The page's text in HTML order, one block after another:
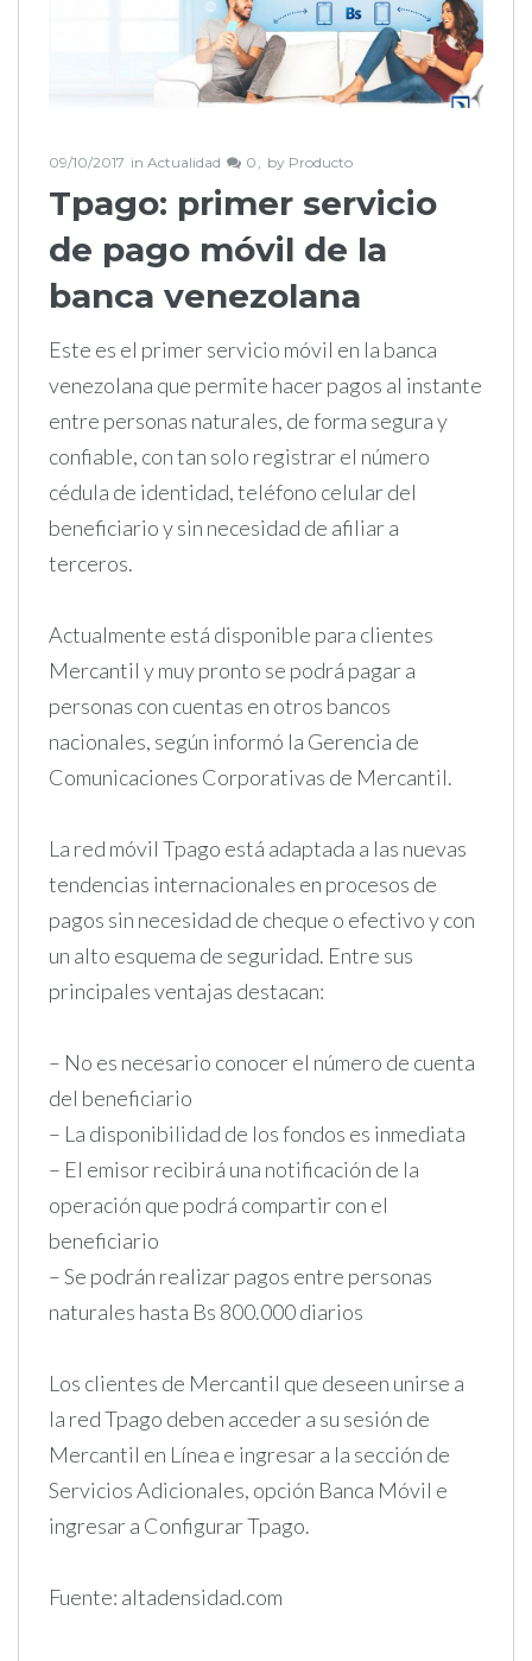
09/10/2017 in Actualidad 0 by Producto
Tpago: primer servicio
de pago móvil de la
banca venezolana
Este es el primer servicio móvil en la banca
venezolana que permite hacer pagos al instante
entre personas naturales, de forma segura y
confiable, con tan solo registrar el número
cédula de identidad, teléfono celular del
beneficiario y sin necesidad de afiliar a
terceros.
Actualmente está disponible para clientes
Mercantil y muy pronto se podrá pagar a
personas con cuentas en otros bancos
nacionales, según informó la Gerencia de
Comunicaciones Corporativas de Mercantil.
La red móvil Tpago está adaptada a las nuevas
tendencias internacionales en procesos de
pagos sin necesidad de cheque o efectivo y con
un alto esquema de seguridad. Entre sus
principales ventajas destacan:
– No es necesario conocer el número de cuenta
del beneficiario
– La disponibilidad de los fondos es inmediata
– El emisor recibirá una notificación de la
operación que podrá compartir con el
beneficiario
– Se podrán realizar pagos entre personas
naturales hasta Bs 800.000 diarios
Los clientes de Mercantil que deseen unirse a
la red Tpago deben acceder a su sesión de
Mercantil en Línea e ingresar a la sección de
Servicios Adicionales, opción Banca Móvil e
ingresar a Configurar Tpago.
Fuente: altadensidad.com